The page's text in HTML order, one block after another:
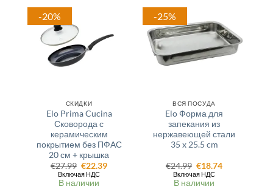
-20%
СКИДКИ
Elo Prima Cucina
Сковорода с
керамическим
покрытием без ПФАС
20 см + крышка
€27.99 Первоначальная
цена
составляла
€27.99.
€22.39Текущая
Включая НДС
В наличии
-25%
ВСЯ ПОСУДА
Elo Форма для
запекания из
нержавеющей стали
35 x 25.5 cm
€24.99 Первоначальная
цена
составляла
€24.99.
€18.74Текущая
Включая НДС
В наличии